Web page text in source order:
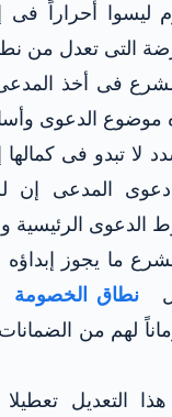
ليسوا أحراراً فى
التى تعدل من
فى أخذ
الدعوى
لا تبدو فى كمالها
دعوى المدعى إن
الدعوى الرئيسية
ما يجوز
نطاق الخصومة
لهم من الضمانات
التعديل